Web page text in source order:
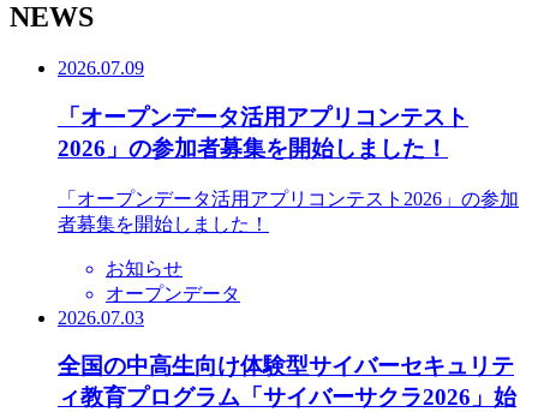
NEWS
2026.07.09
「オープンデータ活用アプリコンテスト
2026」の参加者募集を開始しました！
「オープンデータ活用アプリコンテスト2026」の参加
者募集を開始しました！
お知らせ
オープンデータ
2026.07.03
全国の中高生向け体験型サイバーセキュリテ
ィ教育プログラム「サイバーサクラ2026」始